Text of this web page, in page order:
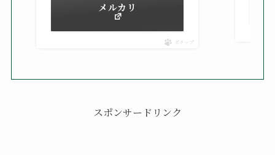
メルカリ
ポチップ
スポンサードリンク